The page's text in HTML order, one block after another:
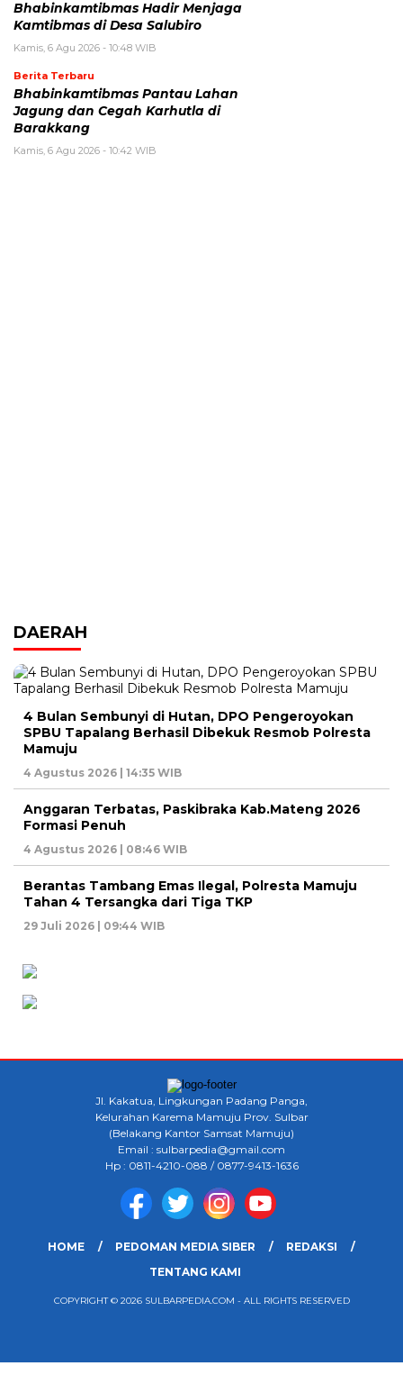
Bhabinkamtibmas Hadir Menjaga
Kamtibmas di Desa Salubiro
Kamis, 6 Agu 2026 - 10:48 WIB
Berita Terbaru
Bhabinkamtibmas Pantau Lahan
Jagung dan Cegah Karhutla di
Barakkang
Kamis, 6 Agu 2026 - 10:42 WIB
DAERAH
4 Bulan Sembunyi di Hutan, DPO Pengeroyokan
SPBU Tapalang Berhasil Dibekuk Resmob Polresta
Mamuju
4 Agustus 2026 | 14:35 WIB
Anggaran Terbatas, Paskibraka Kab.Mateng 2026
Formasi Penuh
4 Agustus 2026 | 08:46 WIB
Berantas Tambang Emas Ilegal, Polresta Mamuju
Tahan 4 Tersangka dari Tiga TKP
29 Juli 2026 | 09:44 WIB
Jl. Kakatua, Lingkungan Padang Panga,
Kelurahan Karema Mamuju Prov. Sulbar
(Belakang Kantor Samsat Mamuju)
Email : sulbarpedia@gmail.com
Hp : 0811-4210-088 / 0877-9413-1636
HOME PEDOMAN MEDIA SIBER
REDAKSI
TENTANG KAMI
COPYRIGHT © 2026 SULBARPEDIA.COM - ALL RIGHTS RESERVED